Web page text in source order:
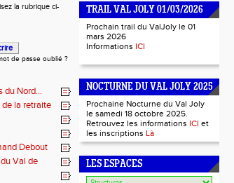
la rubrique ci-
de passe oublié ?
du Nord…
de la retraite
Debout
Val de
TRAIL VAL JOLY 01/03/2026
Prochain trail du ValJoly le 01
mars 2026
Informations ICI
NOCTURNE DU VAL JOLY 2025
Prochaine Nocturne du Val Joly
le samedi 18 octobre 2025.
Retrouvez les informations ICI et
les inscriptions Là
LES ESPACES